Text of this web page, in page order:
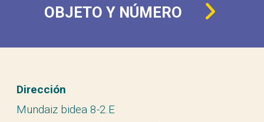
OBJETO Y NÚMERO
Dirección
Mundaiz bidea 8-2.E